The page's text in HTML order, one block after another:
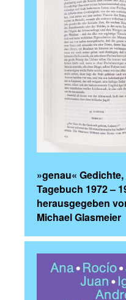
»genau«
Tagebuch 1972 –
herausgegeben
Michael Glasmeier